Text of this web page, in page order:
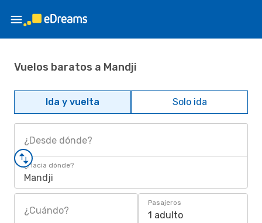
Vuelos baratos a Mandji
Ida y vuelta Solo ida
¿Desde dónde?
¿Hacia dónde?
Mandji
¿Cuándo?
Pasajeros
1 adulto